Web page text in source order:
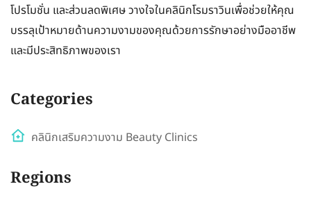
โปรโมชั่น และส่วนลดพิเศษ วางใจในคลินิกโรมราวินเพื่อช่วยให้คุณ
บรรลุเป้าหมายด้านความงามของคุณด้วยการรักษาอย่างมืออาชีพ
และมีประสิทธิภาพของเรา
Categories
คลินิกเสริมความงาม Beauty Clinics
Regions